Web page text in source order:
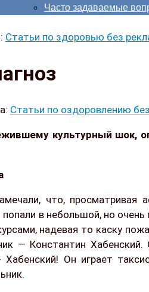
Часто задаваемые
: Статьи по здоровью без
Статьи по оздоровлению
культурный шок,
что, просматривая
в небольшой, но очень
надевая то каску
— Константин Хабенский.
Хабенский! Он играет